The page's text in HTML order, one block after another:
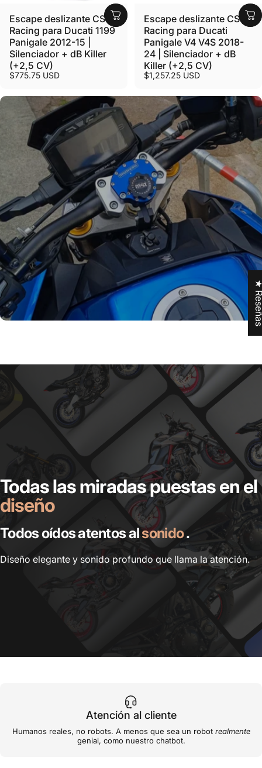
Escape deslizante CS
Racing para Ducati 1199
Panigale 2012-15 |
Silenciador + dB Killer
(+2,5 CV)
$775.75 USD
Obtenga hasta US$100
Adelante con la compra de cualquier escape
Compra ahora
Escape deslizante CS
Racing para Ducati
Panigale V4 V4S 2018-
24 | Silenciador + dB
Killer (+2,5 CV)
$1,257.25 USD
Todas las miradas puestas en el
diseño
Todos oídos atentos alsonido.
Diseño elegante y sonido profundo que llama la atención.
Atención al cliente
Humanos reales, no robots. A menos que sea un robot realmente
genial, como nuestro chatbot.
★